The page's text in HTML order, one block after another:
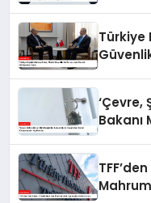
Türkiye
‘Çevre,
Bakanı